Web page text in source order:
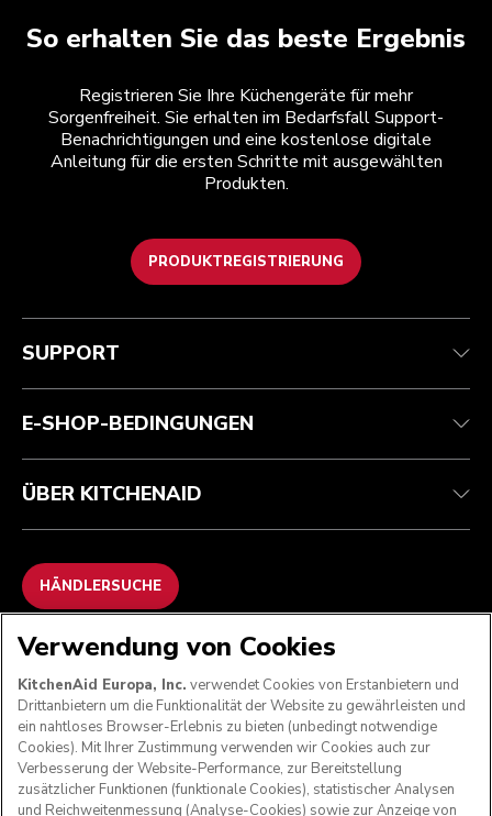
So erhalten Sie das beste Ergebnis
Registrieren Sie Ihre Küchengeräte für mehr
Sorgenfreiheit. Sie erhalten im Bedarfsfall Support-
Benachrichtigungen und eine kostenlose digitale
Anleitung für die ersten Schritte mit ausgewählten
Produkten.
PRODUKTREGISTRIERUNG
Kundenservice
Garantie und Dokumente
Kontaktieren Sie uns.
Teilnahmebedingungen
Rückgaben und Erstattungen
Impressum
ODR
Die Marke
Händlersuche
SUPPORT
E-SHOP-BEDINGUNGEN
ÜBER KITCHENAID
HÄNDLERSUCHE
WIR AKZEPTIEREN
FOLGEN SIE UNS
Verwendung von Cookies
KitchenAid Europa, Inc. verwendet Cookies von Erstanbietern und
Drittanbietern um die Funktionalität der Website zu gewährleisten und
ein nahtloses Browser-Erlebnis zu bieten (unbedingt notwendige
Cookies). Mit Ihrer Zustimmung verwenden wir Cookies auch zur
Verbesserung der Website-Performance, zur Bereitstellung
zusätzlicher Funktionen (funktionale Cookies), statistischer Analysen
und Reichweitenmessung (Analyse-Cookies) sowie zur Anzeige von